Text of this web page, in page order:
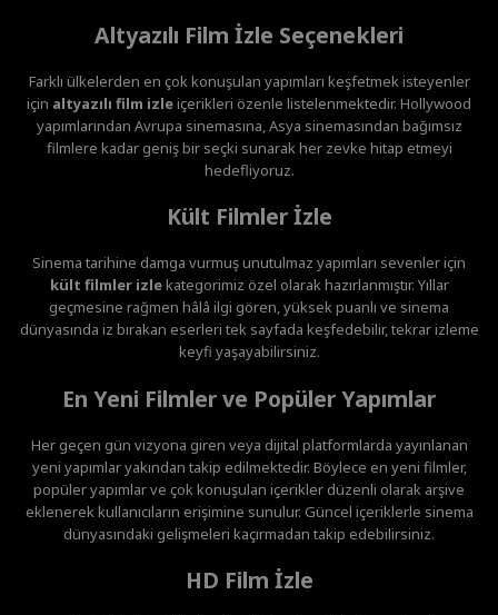
Altyazılı Film İzle Seçenekleri
Farklı ülkelerden en çok konuşulan yapımları keşfetmek isteyenler
için altyazılı film izleiçerikleri özenle listelenmektedir. Hollywood
yapımlarından Avrupa sinemasına, Asya sinemasından bağımsız
filmlere kadar geniş bir seçki sunarak her zevke hitap etmeyi
hedefliyoruz.
Kült Filmler İzle
Sinema tarihine damga vurmuş unutulmaz yapımları sevenler için
kült filmler izlekategorimiz özel olarak hazırlanmıştır. Yıllar
geçmesine rağmen hâlâ ilgi gören, yüksek puanlı ve sinema
dünyasında iz bırakan eserleri tek sayfada keşfedebilir, tekrar izleme
keyfi yaşayabilirsiniz.
En Yeni Filmler ve Popüler Yapımlar
Her geçen gün vizyona giren veya dijital platformlarda yayınlanan
yeni yapımlar yakından takip edilmektedir. Böylece en yeni filmler,
popüler yapımlar ve çok konuşulan içerikler düzenli olarak arşive
eklenerek kullanıcıların erişimine sunulur. Güncel içeriklerle sinema
dünyasındaki gelişmeleri kaçırmadan takip edebilirsiniz.
HD Film İzle